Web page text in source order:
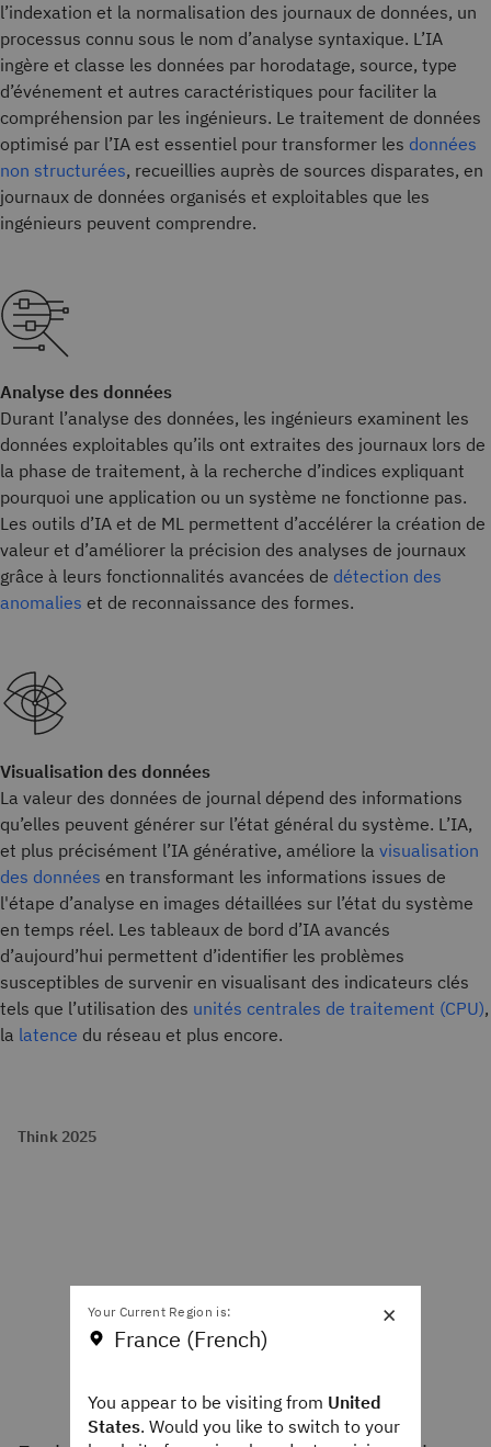
l’indexation et la normalisation des journaux de données, un
processus connu sous le nom d’analyse syntaxique. L’IA
ingère et classe les données par horodatage, source, type
d’événement et autres caractéristiques pour faciliter la
compréhension par les ingénieurs. Le traitement de données
optimisé par l’IA est essentiel pour transformer les données
non structurées, recueillies auprès de sources disparates, en
journaux de données organisés et exploitables que les
ingénieurs peuvent comprendre.
Analyse des données
Durant l’analyse des données, les ingénieurs examinent les
données exploitables qu’ils ont extraites des journaux lors de
la phase de traitement, à la recherche d’indices expliquant
pourquoi une application ou un système ne fonctionne pas.
Les outils d’IA et de ML permettent d’accélérer la création de
valeur et d’améliorer la précision des analyses de journaux
grâce à leurs fonctionnalités avancées de détection des
anomalies et de reconnaissance des formes.
Visualisation des données
La valeur des données de journal dépend des informations
qu’elles peuvent générer sur l’état général du système. L’IA,
et plus précisément l’IA générative, améliore la visualisation
des données en transformant les informations issues de
l'étape d’analyse en images détaillées sur l’état du système
en temps réel. Les tableaux de bord d’IA avancés
d’aujourd’hui permettent d’identifier les problèmes
susceptibles de survenir en visualisant des indicateurs clés
tels que l’utilisation des unités centrales de traitement (CPU),
la latence du réseau et plus encore.
Think 2025
×
Your Current Region is:
France (French)
You appear to be visiting from United
States. Would you like to switch to your